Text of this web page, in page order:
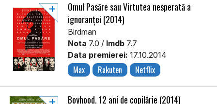
Omul Pasăre sau Virtutea nesperată a
ignoranței (2014)
Birdman
Nota 7.0 / Imdb 7.7
Data premierei: 17.10.2014
Max Rakuten Netflix
Boyhood. 12 ani de copilărie (2014)